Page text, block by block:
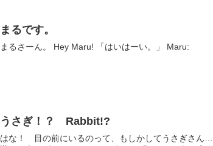
まるです。
まるさーん。 Hey Maru! 「はいはーい。」 Maru:
うさぎ！？ Rabbit!?
はな！ 目の前にいるのって、もしかしてうさぎさん